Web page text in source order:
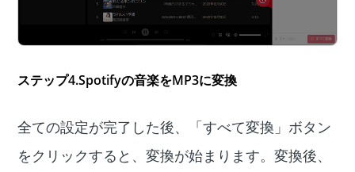
ステップ4.Spotifyの音楽をMP3に変換
全ての設定が完了した後、「すべて変換」ボタン
をクリックすると、変換が始まります。変換後、